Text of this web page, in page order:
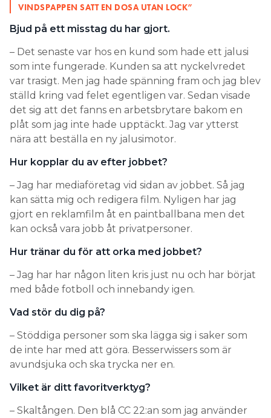
VINDSPAPPEN SATT EN DOSA UTAN LOCK”
Bjud på ett misstag du har gjort.
– Det senaste var hos en kund som hade ett jalusi
som inte fungerade. Kunden sa att nyckelvredet
var trasigt. Men jag hade spänning fram och jag blev
ställd kring vad felet egentligen var. Sedan visade
det sig att det fanns en arbetsbrytare bakom en
plåt som jag inte hade upptäckt. Jag var ytterst
nära att beställa en ny jalusimotor.
Hur kopplar du av efter jobbet?
– Jag har mediaföretag vid sidan av jobbet. Så jag
kan sätta mig och redigera film. Nyligen har jag
gjort en reklamfilm åt en paintballbana men det
kan också vara jobb åt privatpersoner.
Hur tränar du för att orka med jobbet?
– Jag har har någon liten kris just nu och har börjat
med både fotboll och innebandy igen.
Vad stör du dig på?
– Stöddiga personer som ska lägga sig i saker som
de inte har med att göra. Besserwissers som är
avundsjuka och ska trycka ner en.
Vilket är ditt favoritverktyg?
– Skaltången. Den blå CC 22:an som jag använder